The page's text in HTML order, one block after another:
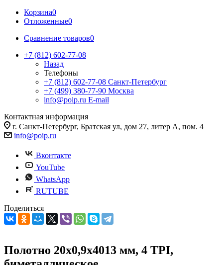
Корзина0
Отложенные0
Сравнение товаров0
+7 (812) 602-77-08
Назад
Телефоны
+7 (812) 602-77-08 Санкт-Петербург
+7 (499) 380-77-90 Москва
info@poip.ru E-mail
Контактная информация
г. Санкт-Петербург, Братская ул, дом 27, литер А, пом. 4
info@poip.ru
Вконтакте
YouTube
WhatsApp
RUTUBE
Поделиться
Полотно 20х0,9х4013 мм, 4 TPI,